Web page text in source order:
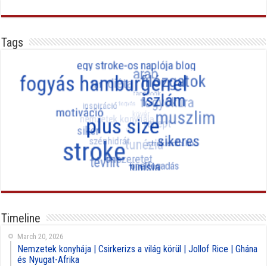
Tags
Timeline
March 20, 2026
Nemzetek konyhája | Csirkerizs a világ körül | Jollof Rice | Ghána
és Nyugat-Afrika